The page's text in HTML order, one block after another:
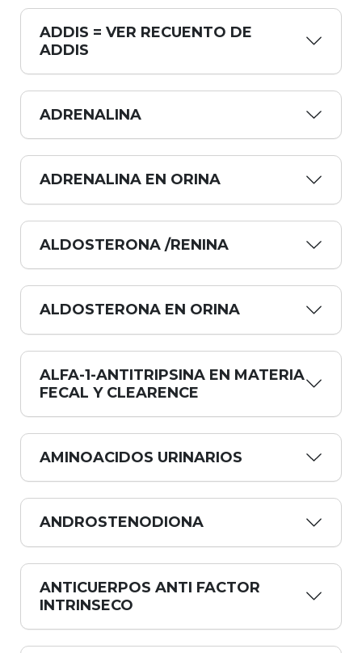
ADDIS = VER RECUENTO DE
ADDIS
ADRENALINA
ADRENALINA EN ORINA
ALDOSTERONA /RENINA
ALDOSTERONA EN ORINA
ALFA-1-ANTITRIPSINA EN MATERIA
FECAL Y CLEARENCE
AMINOACIDOS URINARIOS
ANDROSTENODIONA
ANTICUERPOS ANTI FACTOR
INTRINSECO